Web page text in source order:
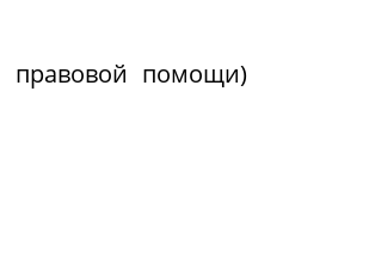
правовой помощи)